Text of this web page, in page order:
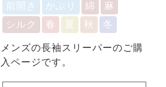
前開き かぶり 綿
麻
シルク
春 夏 秋 冬
メンズの長袖スリーパーのご購
入ページです。